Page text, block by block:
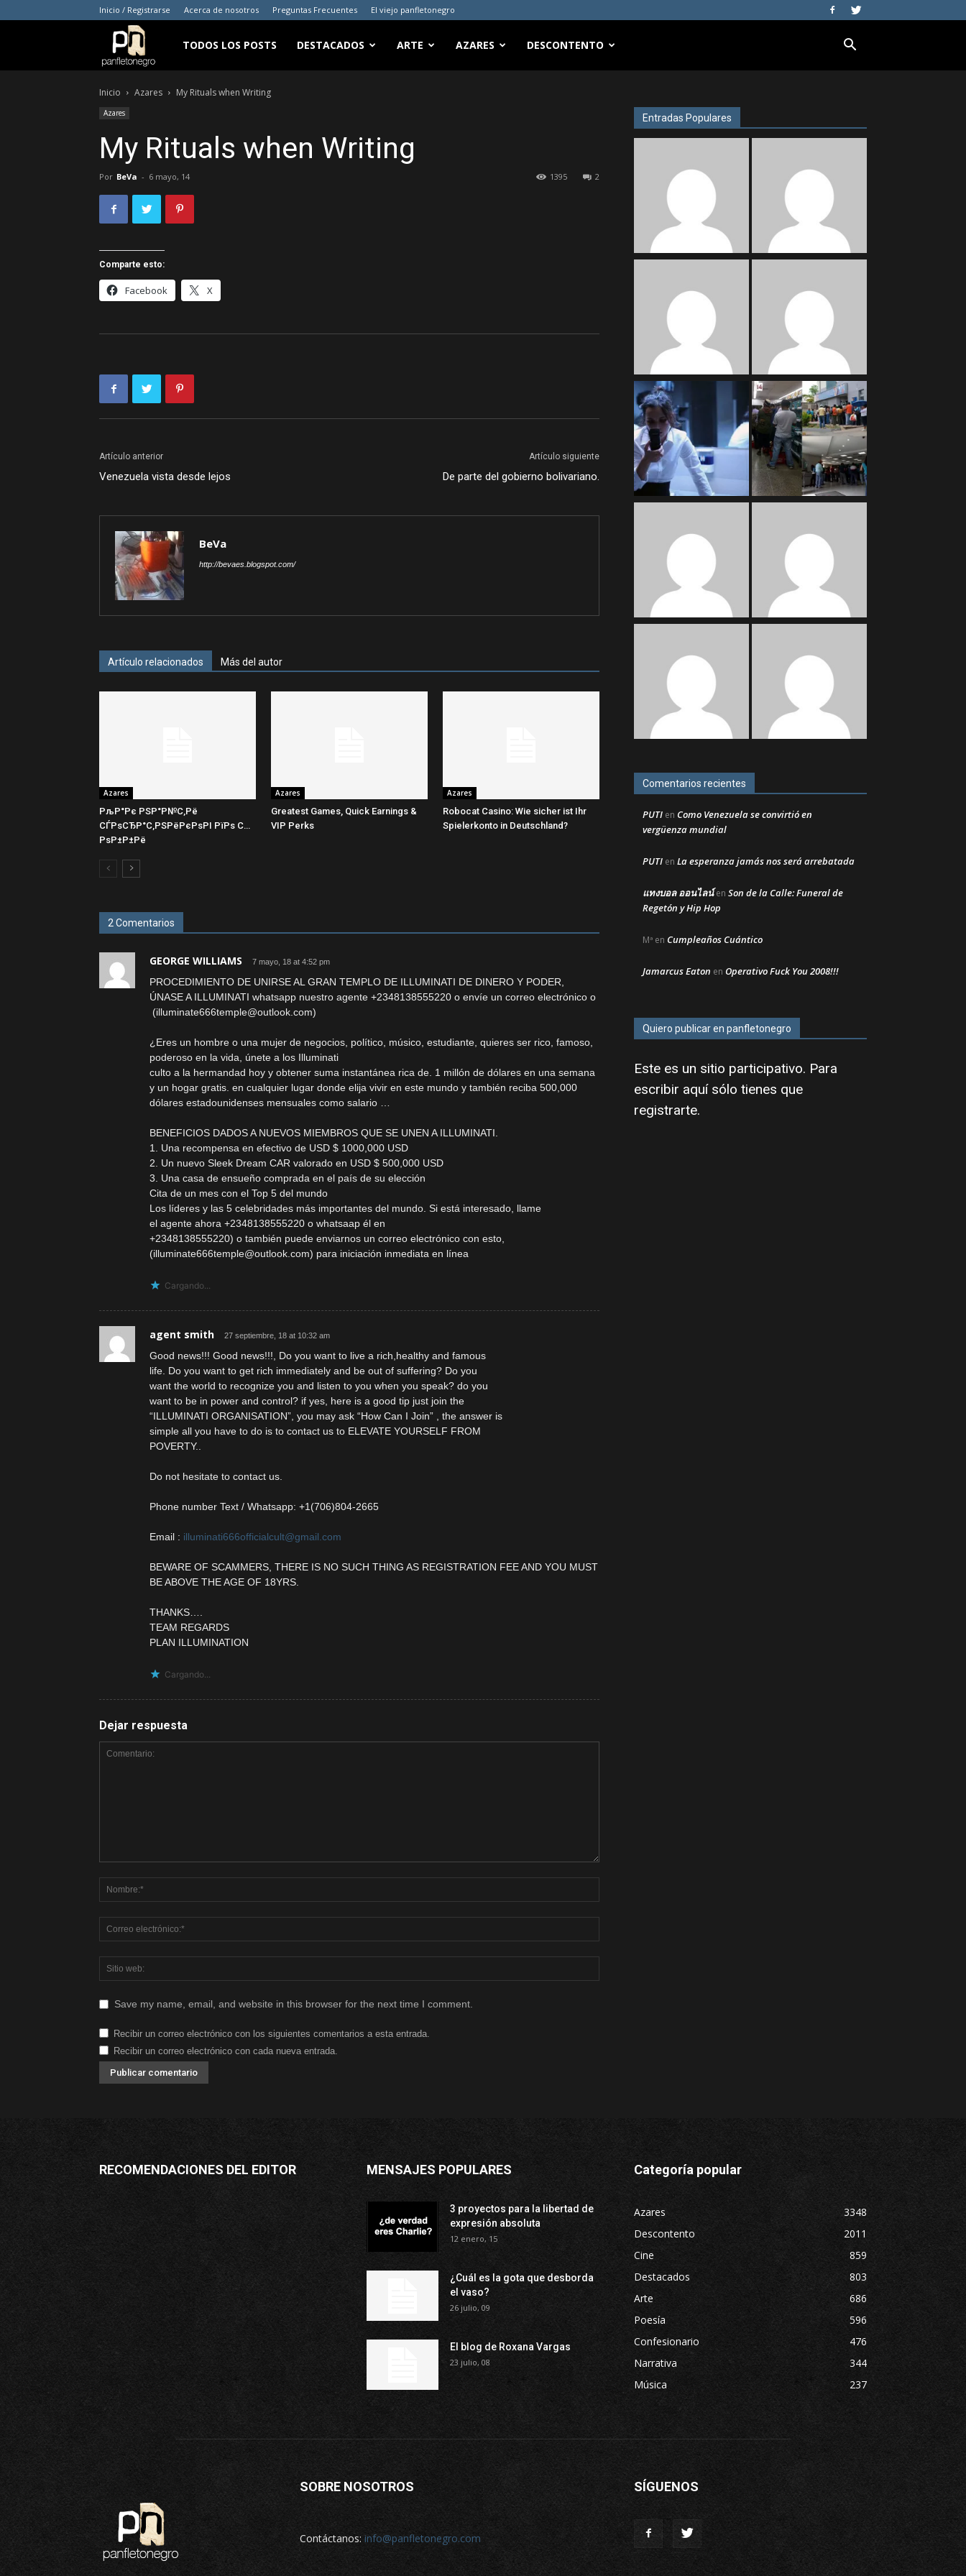
Inicio / Registrarse Acerca de nosotros Preguntas Frecuentes El viejo panfletonegro
panfletonegro
TODOS LOS POSTS DESTACADOS ARTE AZARES DESCONTENTO
Inicio Azares My Rituals when Writing
Azares
My Rituals when Writing
Por BeVa - 6 mayo, 14 2
1395
Comparte esto:
Facebook X
Artículo anterior
Venezuela vista desde lejos
Artículo siguiente
De parte del gobierno bolivariano.
BeVa
http://bevaes.blogspot.com/
Artículo relacionados Más del autor
Azares
РљР°Рє РЅР°Р№С‚Рё
СЃРѕСЂР°С‚РЅРёРєРѕРІ РїРѕ С…
РѕР±Р±Рё
Azares
Greatest Games, Quick Earnings &
VIP Perks
Azares
Robocat Casino: Wie sicher ist Ihr
Spielerkonto in Deutschland?
2 Comentarios
GEORGE WILLIAMS 7 mayo, 18 at 4:52 pm
PROCEDIMIENTO DE UNIRSE AL GRAN TEMPLO DE ILLUMINATI DE DINERO Y PODER,
ÚNASE A ILLUMINATI whatsapp nuestro agente +2348138555220 o envíe un correo electrónico o
(illuminate666temple@outlook.com)
¿Eres un hombre o una mujer de negocios, político, músico, estudiante, quieres ser rico, famoso,
poderoso en la vida, únete a los Illuminati
culto a la hermandad hoy y obtener suma instantánea rica de. 1 millón de dólares en una semana
y un hogar gratis. en cualquier lugar donde elija vivir en este mundo y también reciba 500,000
dólares estadounidenses mensuales como salario …
BENEFICIOS DADOS A NUEVOS MIEMBROS QUE SE UNEN A ILLUMINATI.
1. Una recompensa en efectivo de USD $ 1000,000 USD
2. Un nuevo Sleek Dream CAR valorado en USD $ 500,000 USD
3. Una casa de ensueño comprada en el país de su elección
Cita de un mes con el Top 5 del mundo
Los líderes y las 5 celebridades más importantes del mundo. Si está interesado, llame
el agente ahora +2348138555220 o whatsaap él en
+2348138555220) o también puede enviarnos un correo electrónico con esto,
(illuminate666temple@outlook.com) para iniciación inmediata en línea
Cargando...
agent smith 27 septiembre, 18 at 10:32 am
Good news!!! Good news!!!, Do you want to live a rich,healthy and famous
life. Do you want to get rich immediately and be out of suffering? Do you
want the world to recognize you and listen to you when you speak? do you
want to be in power and control? if yes, here is a good tip just join the
“ILLUMINATI ORGANISATION”, you may ask “How Can I Join” , the answer is
simple all you have to do is to contact us to ELEVATE YOURSELF FROM
POVERTY..
Do not hesitate to contact us.
Phone number Text / Whatsapp: +1(706)804-2665
Email : illuminati666officialcult@gmail.com
BEWARE OF SCAMMERS, THERE IS NO SUCH THING AS REGISTRATION FEE AND YOU MUST
BE ABOVE THE AGE OF 18YRS.
THANKS….
TEAM REGARDS
PLAN ILLUMINATION
Cargando...
Dejar respuesta
Save my name, email, and website in this browser for the next time I comment.
Recibir un correo electrónico con los siguientes comentarios a esta entrada.
Recibir un correo electrónico con cada nueva entrada.
Entradas Populares
Comentarios recientes
PUTI en Como Venezuela se convirtió en
vergüenza mundial
PUTI en La esperanza jamás nos será arrebatada
แทงบอล ออนไลน์en Son de la Calle: Funeral de
Regetón y Hip Hop
Mª en Cumpleaños Cuántico
Jamarcus Eaton en Operativo Fuck You 2008!!!
Quiero publicar en panfletonegro
Este es un sitio participativo. Para
escribir aquí sólo tienes que
registrarte.
RECOMENDACIONES DEL EDITOR MENSAJES POPULARES
3 proyectos para la libertad de
expresión absoluta
12 enero, 15
¿Cuál es la gota que desborda
el vaso?
26 julio, 09
El blog de Roxana Vargas
23 julio, 08
Categoría popular
Azares
3348
Descontento
2011
Cine
859
Destacados
803
Arte
686
Poesía
596
Confesionario
476
Narrativa
344
Música
237
SOBRE NOSOTROS
Contáctanos: info@panfletonegro.com
SÍGUENOS